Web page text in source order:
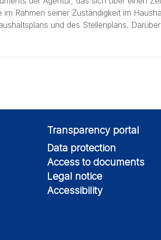
Rahmen seiner Zuständigkeit im
und des Stellenplans.
Transparency portal
Data protection
Access to documents
Legal notice
Accessibility